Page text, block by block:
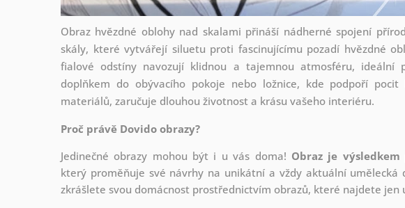
Obraz hvězdné oblohy nad skalami přináší nádherné spojení
skály, které vytvářejí siluetu proti fascinujícímu pozadí hvězdné
fialové odstíny navozují klidnou a tajemnou atmosféru, ideální
doplňkem do obývacího pokoje nebo ložnice, kde podpoří
materiálů, zaručuje dlouhou životnost a krásu vašeho interiéru.
Proč právě Dovido obrazy?
Jedinečné obrazy mohou být i u vás doma! Obraz je výsledkem
který proměňuje své návrhy na unikátní a vždy aktuální
zkrášlete svou domácnost prostřednictvím obrazů, které najdete jen